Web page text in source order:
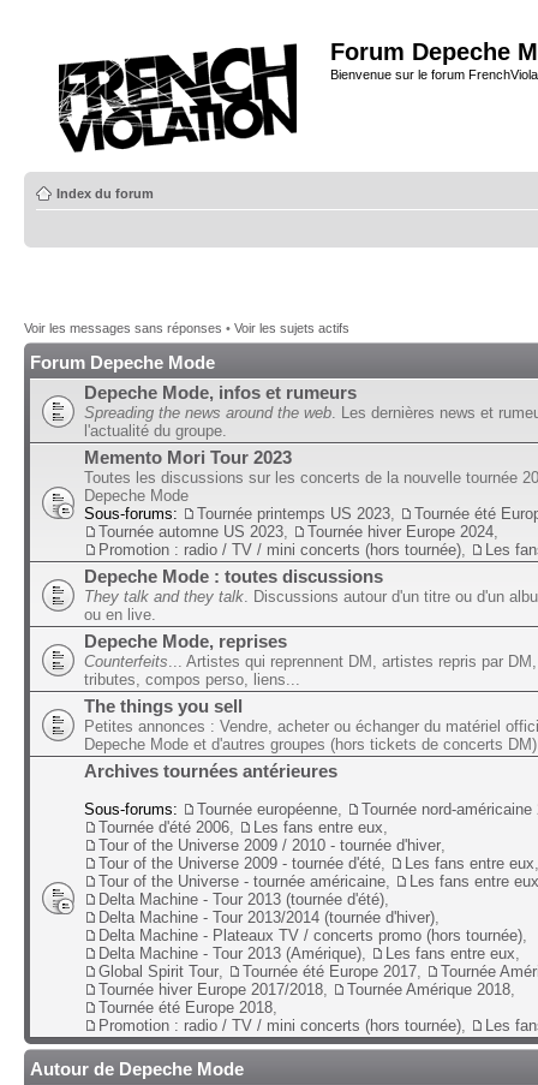
Forum Depeche
Bienvenue sur le forum
Index du forum
Voir les messages sans réponses • Voir les sujets actifs
Forum Depeche Mode
Depeche Mode, infos et rumeurs
Spreading the news around the web . Les dernières news et
l'actualité du groupe.
Memento Mori Tour 2023
Toutes les discussions sur les concerts de la nouvelle tournée
Depeche Mode
Sous-forums:
Tournée printemps US 2023
Tournée été
Tournée automne US 2023
Tournée hiver Europe 2024
Promotion : radio / TV / mini concerts (hors tournée)
Les
Depeche Mode : toutes discussions
They talk and they talk . Discussions autour d'un titre ou d'un
ou en live.
Depeche Mode, reprises
Counterfeits ... Artistes qui reprennent DM, artistes repris par
tributes, compos perso, liens...
The things you sell
Petites annonces : Vendre, acheter ou échanger du matériel
Depeche Mode et d'autres groupes (hors tickets de concerts DM)
Archives tournées antérieures
Sous-forums: Tournée européenne
Tournée nord-américaine
Tournée d'été 2006
Les fans entre eux
Tour of the Universe 2009 / 2010 - tournée d'hiver
Tour of the Universe 2009 - tournée d'été
Les fans entre eux
Tour of the Universe - tournée américaine
Les fans entre eux
Delta Machine - Tour 2013 (tournée d'été)
Delta Machine - Tour 2013/2014 (tournée d'hiver)
Delta Machine - Plateaux TV / concerts promo (hors tournée)
Delta Machine - Tour 2013 (Amérique)
Les fans entre eux
Global Spirit Tour
Tournée été Europe 2017
Tournée
Tournée hiver Europe 2017/2018
Tournée Amérique 2018
Tournée été Europe 2018
Promotion : radio / TV / mini concerts (hors tournée)
Les
Autour de Depeche Mode